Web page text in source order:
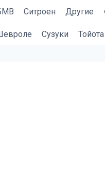
Cитроен Другие
Сузуки Тойота